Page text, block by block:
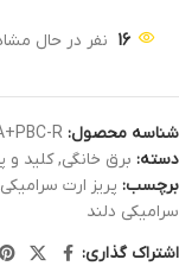
16 نفر در حال
شناسه محصول: R
دسته: برق خانگی, کلید و
برچسب: پریز ارت سرامیکی
سرامیکی دلند
اشتراک گذاری: